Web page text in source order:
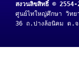
สงวนลิขสิทธิ์ ©
ศูนย์ไทใหญ่ศึกษา วิทย
36 ถ.ปางล้อนิคม ต.จ